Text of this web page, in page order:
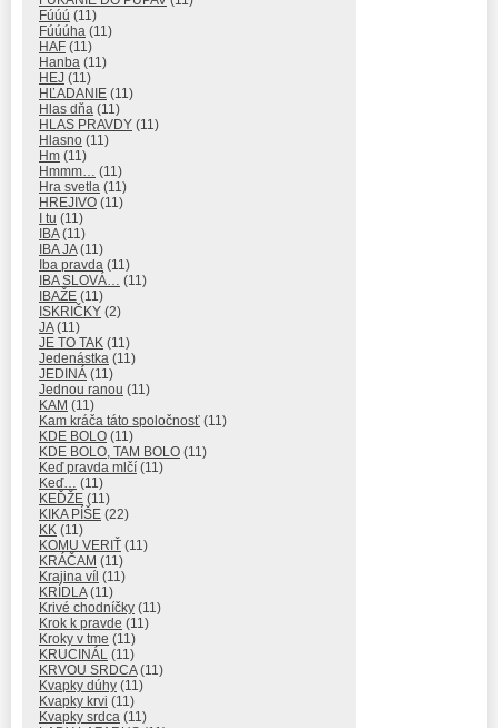
Fúúú (11)
Fúúúha (11)
HAF (11)
Hanba (11)
HEJ (11)
HĽADANIE (11)
Hlas dňa (11)
HLAS PRAVDY (11)
Hlasno (11)
Hm (11)
Hmmm… (11)
Hra svetla (11)
HREJIVO (11)
I tu (11)
IBA(11)
IBA JA(11)
Iba pravda (11)
IBA SLOVÁ… (11)
IBAŽE (11)
ISKRIČKY (2)
JA(11)
JE TO TAK (11)
Jedenástka (11)
JEDINÁ (11)
Jednou ranou (11)
KAM (11)
Kam kráča táto spoločnosť (11)
KDE BOLO (11)
KDE BOLO, TAM BOLO (11)
Keď pravda mlčí (11)
Keď… (11)
KEĎŽE (11)
KIKA PÍŠE (22)
KK (11)
KOMU VERIŤ (11)
KRÁČAM (11)
Krajina víl (11)
KRÍDLA(11)
Krivé chodníčky (11)
Krok k pravde (11)
Kroky v tme (11)
KRUCINÁL (11)
KRVOU SRDCA(11)
Kvapky dúhy (11)
Kvapky krvi (11)
Kvapky srdca (11)